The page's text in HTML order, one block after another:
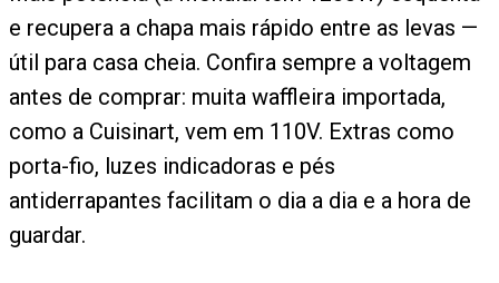
e recupera a chapa mais rápido entre as levas —
útil para casa cheia. Confira sempre a voltagem
antes de comprar: muita waffleira importada,
como a Cuisinart, vem em 110V. Extras como
porta-fio, luzes indicadoras e pés
antiderrapantes facilitam o dia a dia e a hora de
guardar.